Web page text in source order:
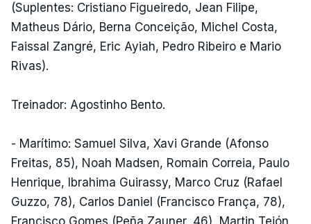
(Suplentes: Cristiano Figueiredo, Jean Filipe,
Matheus Dário, Berna Conceição, Michel Costa,
Faissal Zangré, Eric Ayiah, Pedro Ribeiro e Mario
Rivas).
Treinador: Agostinho Bento.
- Marítimo: Samuel Silva, Xavi Grande (Afonso
Freitas, 85), Noah Madsen, Romain Correia, Paulo
Henrique, Ibrahima Guirassy, Marco Cruz (Rafael
Guzzo, 78), Carlos Daniel (Francisco França, 78),
Francisco Gomes (Peña Zauner, 46), Martin Tejón